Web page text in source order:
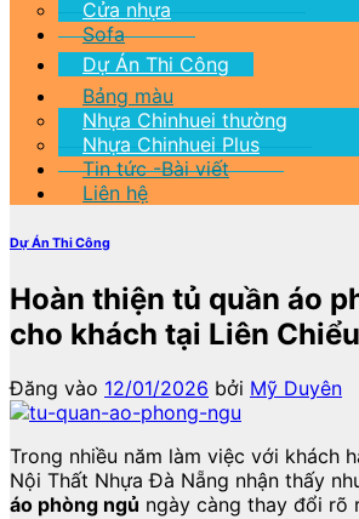
Cửa nhựa
Sofa
Dự Án Thi Công
Bảng màu
Nhựa Chinhuei thường
Nhựa Chinhuei Plus
Tin tức -Bài viết
Liên hệ
Dự Án Thi Công
Hoàn thiện tủ quần áo
cho khách tại Liên Chiểu
Đăng vào 12/01/2026 bởi Mỹ Duyên
Trong nhiều năm làm việc với khách
Nội Thất Nhựa Đà Nẵng nhận thấy
áo phòng ngủ ngày càng thay đổi rõ